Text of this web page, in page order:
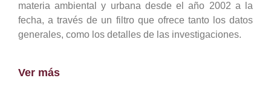
materia ambiental y urbana desde el año 2002 a la
fecha, a través de un filtro que ofrece tanto los datos
generales, como los detalles de las investigaciones.
Ver más